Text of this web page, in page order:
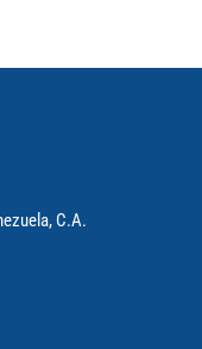
C.A.